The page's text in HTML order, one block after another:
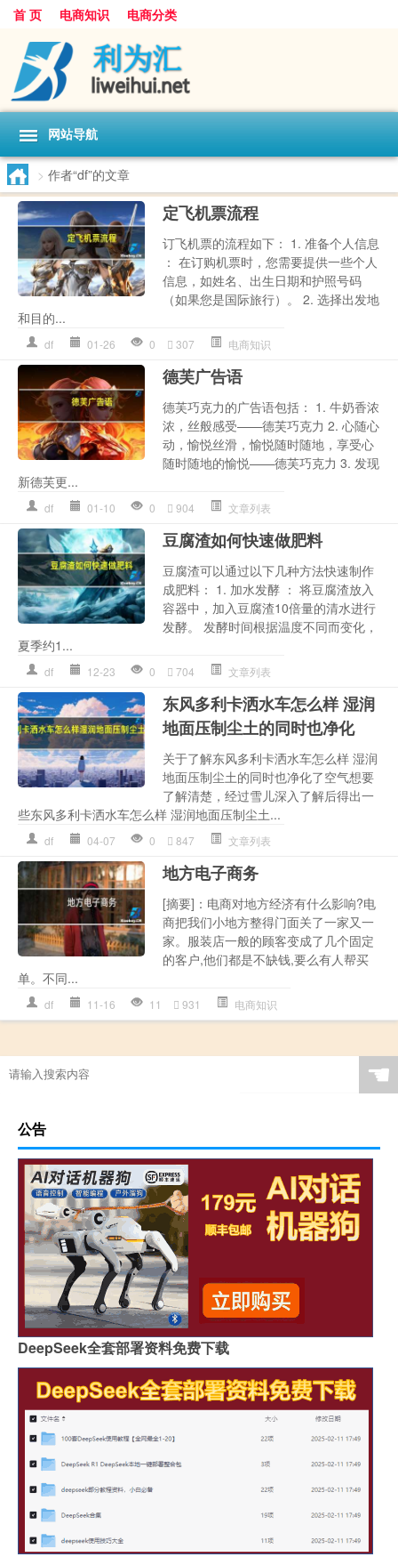
首 页 电商知识 电商分类
网站导航
> 作者“df”的文章
定飞机票流程
订飞机票的流程如下： 1. 准备个人信息
： 在订购机票时，您需要提供一些个人
信息，如姓名、出生日期和护照号码
（如果您是国际旅行）。 2. 选择出发地
和目的...
df 01-26 0 307 电商知识
德芙广告语
德芙巧克力的广告语包括： 1. 牛奶香浓
浓，丝般感受——德芙巧克力 2. 心随心
动，愉悦丝滑，愉悦随时随地，享受心
随时随地的愉悦——德芙巧克力 3. 发现
新德芙更...
df 01-10 0 904 文章列表
豆腐渣如何快速做肥料
豆腐渣可以通过以下几种方法快速制作
成肥料： 1. 加水发酵 ： 将豆腐渣放入
容器中，加入豆腐渣10倍量的清水进行
发酵。 发酵时间根据温度不同而变化，
夏季约1...
df 12-23 0 704 文章列表
东风多利卡洒水车怎么样 湿润
地面压制尘土的同时也净化
关于了解东风多利卡洒水车怎么样 湿润
地面压制尘土的同时也净化了空气想要
了解清楚，经过雪儿深入了解后得出一
些东风多利卡洒水车怎么样 湿润地面压制尘土...
df 04-07 0 847 文章列表
地方电子商务
[摘要]：电商对地方经济有什么影响?电
商把我们小地方整得门面关了一家又一
家。服装店一般的顾客变成了几个固定
的客户,他们都是不缺钱,要么有人帮买
单。不同...
df 11-16 11 931 电商知识
☚
公告
DeepSeek全套部署资料免费下载